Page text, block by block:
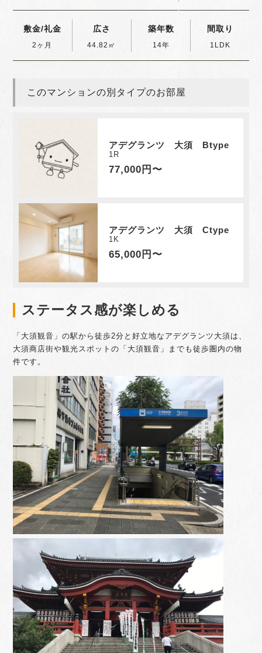
敷金/礼金
2ヶ月
広さ
44.82㎡
築年数
14年
間取り
1LDK
このマンションの別タイプのお部屋
アデグランツ 大須 Btype
1R
77,000円〜
アデグランツ 大須 Ctype
1K
65,000円〜
ステータス感が楽しめる
「大須観音」の駅から徒歩2分と好立地なアデグランツ大須は、
大須商店街や観光スポットの「大須観音」までも徒歩圏内の物
件です。